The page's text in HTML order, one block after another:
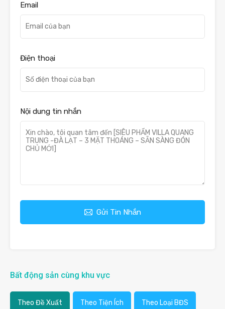
Email
Điện thoại
Nội dung tin nhắn
Gửi Tin Nhắn
Bất động sản cùng khu vực
Theo Đề Xuất Theo Tiện Ích Theo Loại BĐS